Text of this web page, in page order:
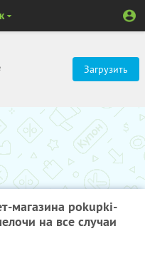
Загрузить
магазина pokupki-
на все случаи